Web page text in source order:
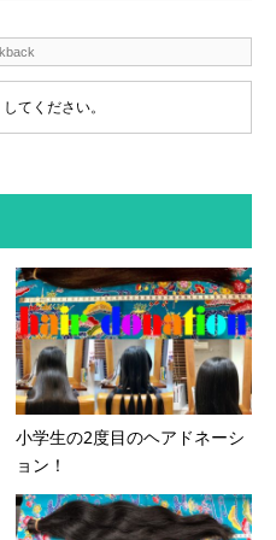
してください。
小学生の2度目のヘアドネーシ
ョン！